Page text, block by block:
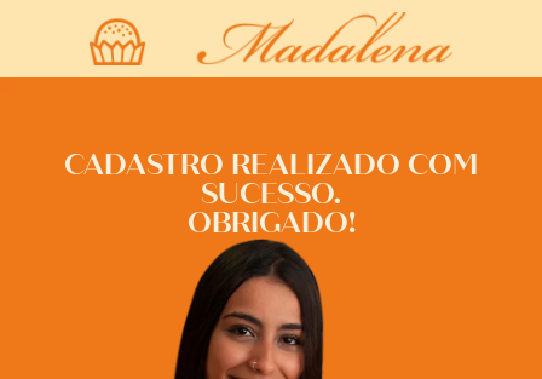
CADASTRO REALIZADO COM
SUCESSO.
OBRIGADO!